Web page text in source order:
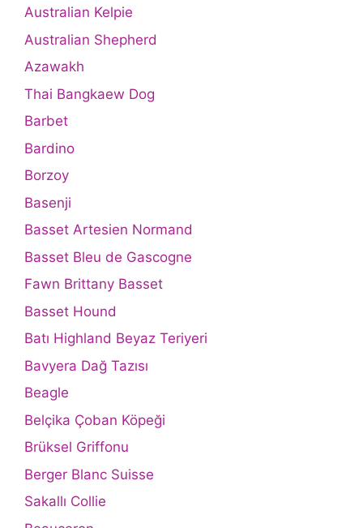
Australian Kelpie
Australian Shepherd
Azawakh
Thai Bangkaew Dog
Barbet
Bardino
Borzoy
Basenji
Basset Artesien Normand
Basset Bleu de Gascogne
Fawn Brittany Basset
Basset Hound
Batı Highland Beyaz Teriyeri
Bavyera Dağ Tazısı
Beagle
Belçika Çoban Köpeği
Brüksel Griffonu
Berger Blanc Suisse
Sakallı Collie